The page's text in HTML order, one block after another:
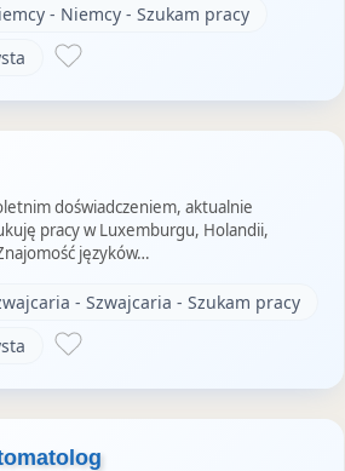
- Niemcy - Szukam pracy
doświadczeniem, aktualnie
pracy w Luxemburgu, Holandii,
języków…
- Szwajcaria - Szukam pracy